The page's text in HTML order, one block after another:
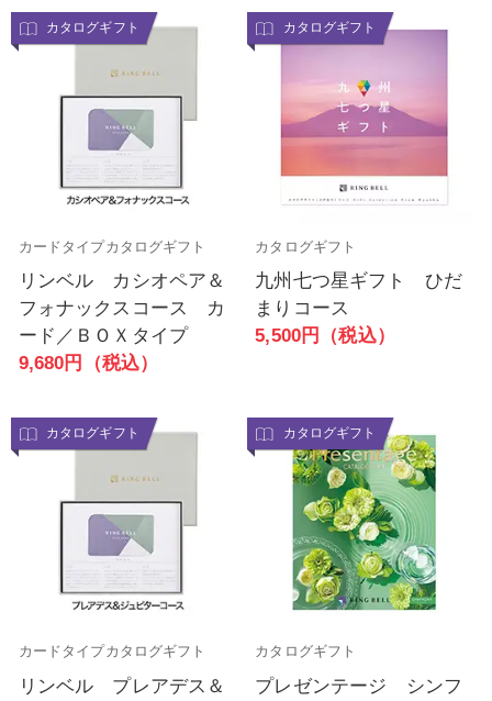
カタログギフト
カードタイプカタログギフト
リンベル カシオペア＆
フォナックスコース カ
ード／ＢＯＸタイプ
9,680円（税込）
カタログギフト
カタログギフト
九州七つ星ギフト ひだ
まりコース
5,500円（税込）
カタログギフト
カードタイプカタログギフト
リンベル プレアデス＆
カタログギフト
カタログギフト
プレゼンテージ シンフ